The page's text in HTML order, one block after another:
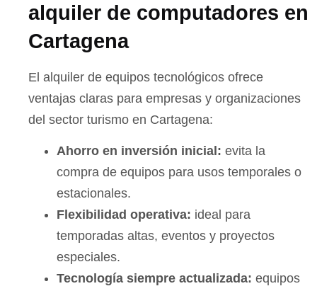
alquiler de computadores en
Cartagena
El alquiler de equipos tecnológicos ofrece
ventajas claras para empresas y organizaciones
del sector turismo en Cartagena:
Ahorro en inversión inicial: evita la
compra de equipos para usos temporales o
estacionales.
Flexibilidad operativa: ideal para
temporadas altas, eventos y proyectos
especiales.
Tecnología siempre actualizada: equipos